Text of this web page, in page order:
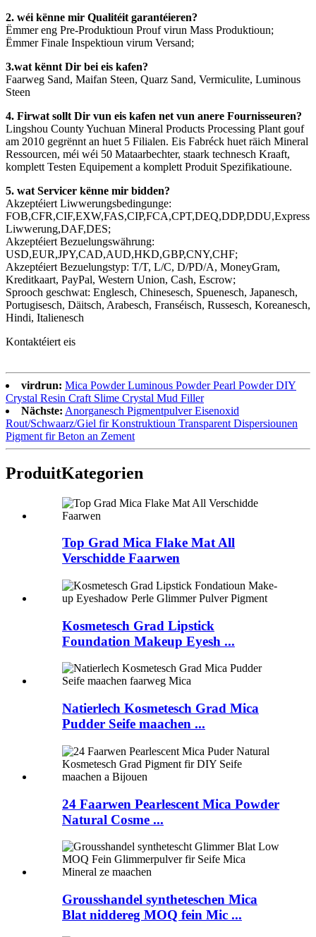
2. wéi kënne mir Qualitéit garantéieren?
Ëmmer eng Pre-Produktioun Prouf virun Mass Produktioun;
Ëmmer Finale Inspektioun virum Versand;
3.wat kënnt Dir bei eis kafen?
Faarweg Sand, Maifan Steen, Quarz Sand, Vermiculite, Luminous
Steen
4. Firwat sollt Dir vun eis kafen net vun anere Fournisseuren?
Lingshou County Yuchuan Mineral Products Processing Plant gouf
am 2010 gegrënnt an huet 5 Filialen. Eis Fabréck huet räich Mineral
Ressourcen, méi wéi 50 Mataarbechter, staark technesch Kraaft,
komplett Testen Equipement a komplett Produit Spezifikatioune.
5. wat Servicer kënne mir bidden?
Akzeptéiert Liwwerungsbedingunge:
FOB,CFR,CIF,EXW,FAS,CIP,FCA,CPT,DEQ,DDP,DDU,Express
Liwwerung,DAF,DES;
Akzeptéiert Bezuelungswährung:
USD,EUR,JPY,CAD,AUD,HKD,GBP,CNY,CHF;
Akzeptéiert Bezuelungstyp: T/T, L/C, D/PD/A, MoneyGram,
Kreditkaart, PayPal, Western Union, Cash, Escrow;
Sprooch geschwat: Englesch, Chinesesch, Spuenesch, Japanesch,
Portugisesch, Däitsch, Arabesch, Franséisch, Russesch, Koreanesch,
Hindi, Italienesch
Kontaktéiert eis
virdrun: Mica Powder Luminous Powder Pearl Powder DIY
Crystal Resin Craft Slime Crystal Mud Filler
Nächste: Anorganesch Pigmentpulver Eisenoxid
Rout/Schwaarz/Giel fir Konstruktioun Transparent Dispersiounen
Pigment fir Beton an Zement
ProduitKategorien
Top Grad Mica Flake Mat All
Verschidde Faarwen
Kosmetesch Grad Lipstick
Foundation Makeup Eyesh ...
Natierlech Kosmetesch Grad Mica
Pudder Seife maachen ...
24 Faarwen Pearlescent Mica Powder
Natural Cosme ...
Grousshandel syntheteschen Mica
Blat niddereg MOQ fein Mic ...